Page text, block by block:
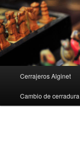
Ir
al
contenido
principal
principal
Cerrajeros Alginet
Cambio de